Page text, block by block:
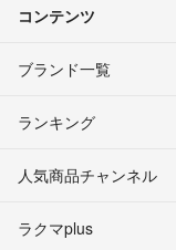
コンテンツ
ブランド一覧
ランキング
人気商品チャンネル
ラクマplus